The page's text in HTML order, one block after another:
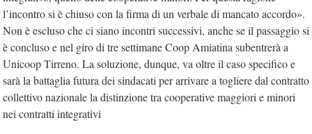
l’incontro si è chiuso con la firma di un verbale di mancato accordo».
Non è escluso che ci siano incontri successivi, anche se il passaggio si
è concluso e nel giro di tre settimane Coop Amiatina subentrerà a
Unicoop Tirreno. La soluzione, dunque, va oltre il caso specifico e
sarà la battaglia futura dei sindacati per arrivare a togliere dal contratto
collettivo nazionale la distinzione tra cooperative maggiori e minori
nei contratti integrativi